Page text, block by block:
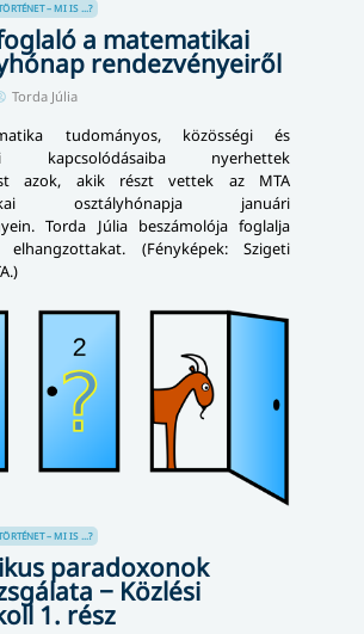
– MI IS ...?
a matematikai
rendezvényeiről
Torda Júlia
tudományos, közösségi és
kapcsolódásaiba nyerhettek
azok, akik részt vettek az MTA
osztályhónapja januári
Torda Júlia beszámolója foglalja
(Fényképek: Szigeti
– MI IS ...?
paradoxonok
− Közlési
1. rész